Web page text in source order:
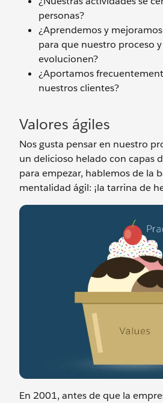
personas?
¿Aprendemos y
para que nuestro proceso
evolucionen?
¿Aportamos
nuestros clientes?
Valores ágiles
Nos gusta pensar en nuestro
un delicioso helado con capas
para empezar, hablemos de la
mentalidad ágil: ¡la tarrina de
En 2001, antes de que la